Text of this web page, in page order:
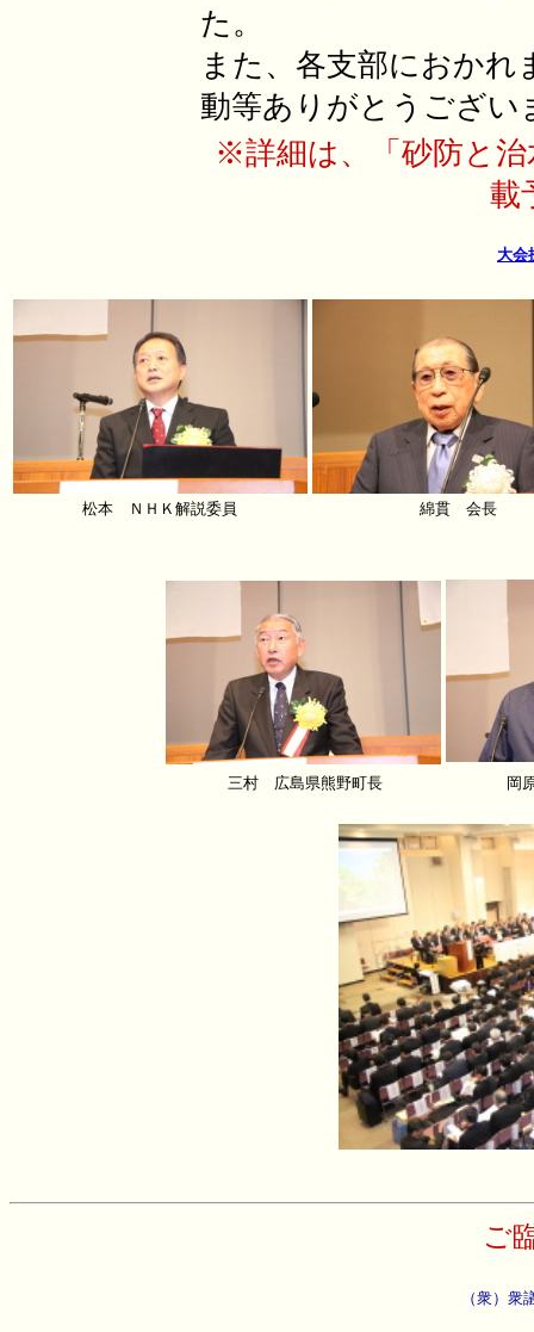
た。
また、各支部におかれ
動等ありがとうござい
※詳細は、「砂防と治
載
大会
松本 ＮＨＫ解説委員 綿貫 会長
三村 広島県熊野町長 岡
ご
（衆）